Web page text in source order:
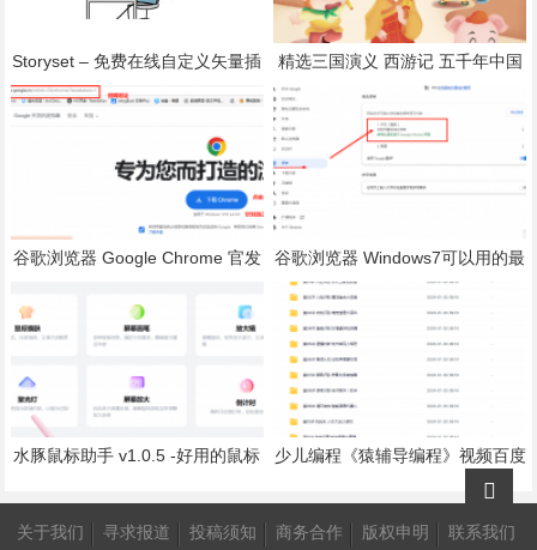
Storyset – 免费在线自定义矢量插
画下载网站
精选三国演义 西游记 五千年中国
历史 儿童广播剧合集下载
谷歌浏览器 Google Chrome 官发
谷歌浏览器 Windows7可以用的最
水豚鼠标助手 v1.0.5 -好用的鼠标
少儿编程《猿辅导编程》视频百度
关于我们 寻求报道 投稿须知 商务合作 版权申明 联系我们